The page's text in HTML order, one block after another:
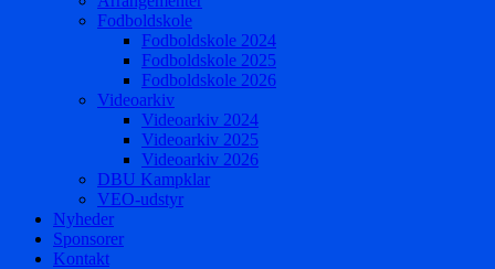
Fodboldskole
Fodboldskole 2024
Fodboldskole 2025
Fodboldskole 2026
Videoarkiv
Videoarkiv 2024
Videoarkiv 2025
Videoarkiv 2026
DBU Kampklar
VEO-udstyr
Nyheder
Sponsorer
Kontakt